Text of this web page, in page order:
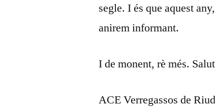
segle. I és que aquest
anirem informant.
I de monent, rè més.
ACE Verregassos de